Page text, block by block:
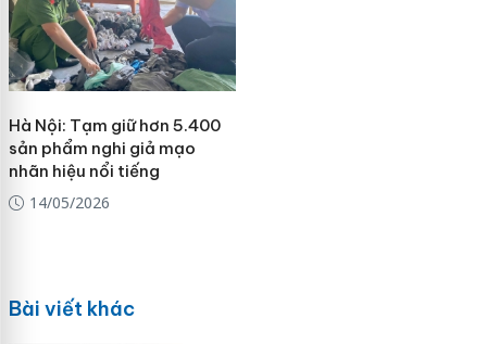
Hà Nội: Tạm giữ hơn 5.400
sản phẩm nghi giả mạo
nhãn hiệu nổi tiếng
14/05/2026
Bài viết khác